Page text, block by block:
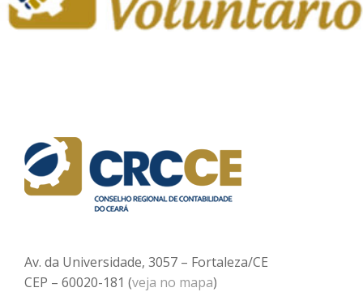
Av. da Universidade, 3057 – Fortaleza/CE
CEP – 60020-181 (veja no mapa)